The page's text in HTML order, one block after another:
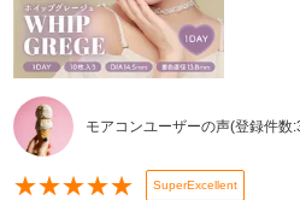
モアコンユーザーの声(登録件数:
★★★★★ SuperExcellent